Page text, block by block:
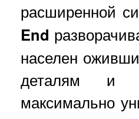
расширенной
End
населен
деталям и
максимально